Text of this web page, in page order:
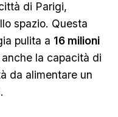
di Parigi,
spazio. Questa
pulita a 16 milioni
la capacità di
da alimentare un